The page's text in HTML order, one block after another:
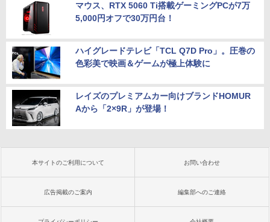
マウス、RTX 5060 Ti搭載ゲーミングPCが7万
5,000円オフで30万円台！
ハイグレードテレビ「TCL Q7D Pro」。圧巻の
色彩美で映画＆ゲームが極上体験に
レイズのプレミアムカー向けブランドHOMUR
Aから「2×9R」が登場！
本サイトのご利用について お問い合わせ
広告掲載のご案内 編集部へのご連絡